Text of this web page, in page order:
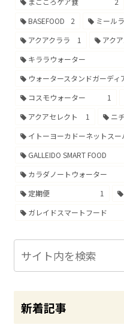
BASEFOOD
2 ミール
アクアクララ
1 アク
キララウォーター
ウォータースタンドガーディ
コスモウォーター
1
アクアセレクト
1 ニ
イトーヨーカドーネットスー
GALLEIDO SMART FOOD
カラダノートウォーター
定期便
1
ガレイドスマートフード
新着記事